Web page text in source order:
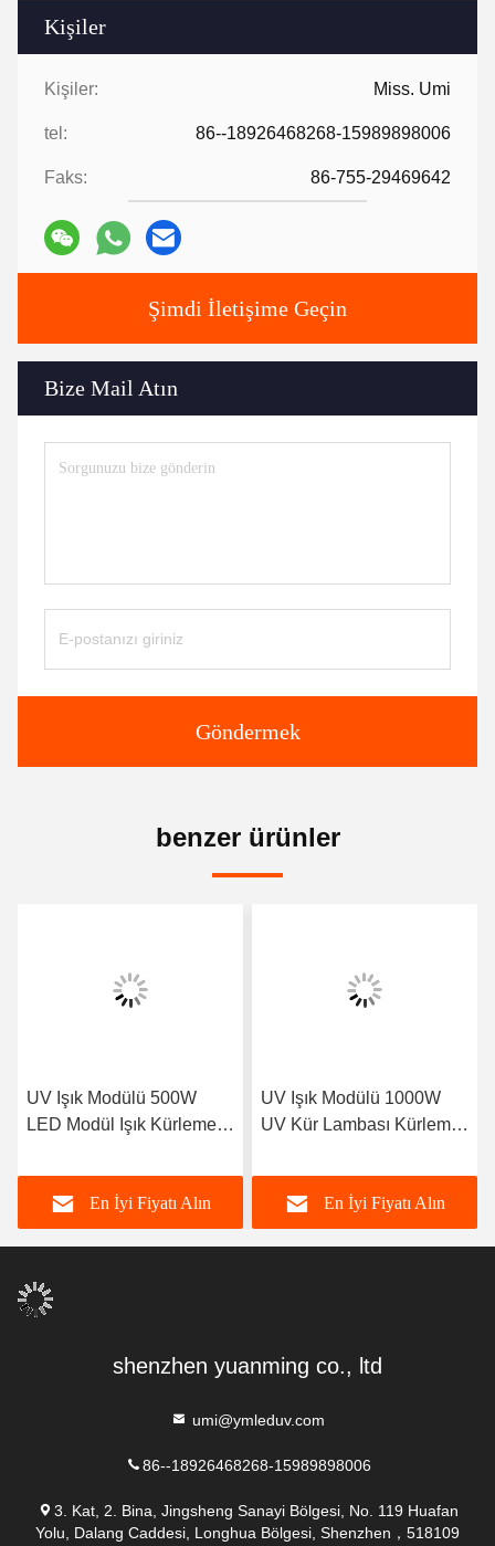
Kişiler
Kişiler: Miss. Umi
tel: 86--18926468268-15989898006
Faks: 86-755-29469642
Şimdi İletişime Geçin
Bize Mail Atın
Göndermek
benzer ürünler
UV Işık Modülü 500W
LED Modül Işık Kürleme
LED 395nm
En İyi Fiyatı Alın
UV Işık Modülü 1000W
UV Kür Lambası Kürleme
UV LED'i
En İyi Fiyatı Alın
shenzhen yuanming co., ltd
umi@ymleduv.com
86--18926468268-15989898006
3. Kat, 2. Bina, Jingsheng Sanayi Bölgesi, No. 119 Huafan
Yolu, Dalang Caddesi, Longhua Bölgesi, Shenzhen，518109